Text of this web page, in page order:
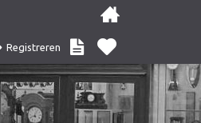
Registreren